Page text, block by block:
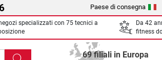
Paese di consegna
specializzati con 75 tecnici a
Da 42
fitness
Cerca 69 filiali in Europa